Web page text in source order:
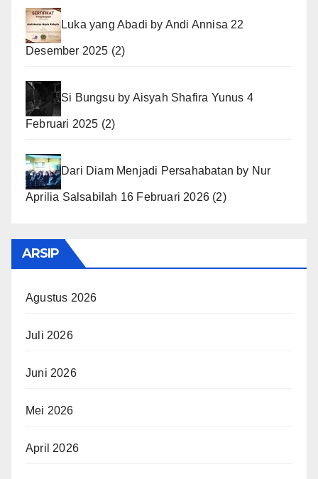
Luka yang Abadi by Andi Annisa 22
Desember 2025 (2)
Si Bungsu by Aisyah Shafira Yunus 4
Februari 2025 (2)
Dari Diam Menjadi Persahabatan by Nur
Aprilia Salsabilah 16 Februari 2026 (2)
ARSIP
Agustus 2026
Juli 2026
Juni 2026
Mei 2026
April 2026